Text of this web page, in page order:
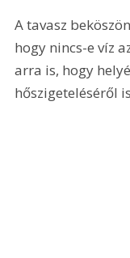
A tavasz
hogy nincs-e víz
arra is, hogy
hőszigeteléséről